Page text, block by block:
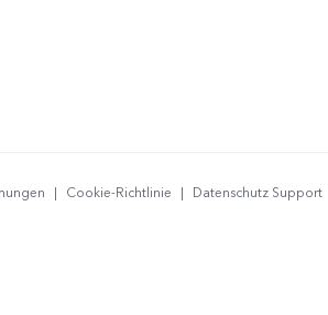
| Cookie-Richtlinie | Datenschutz Support